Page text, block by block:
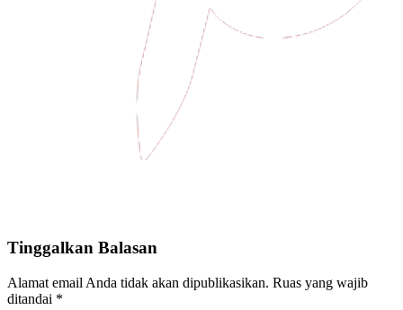
Tinggalkan Balasan
Alamat email Anda tidak akan dipublikasikan. Ruas yang wajib
ditandai *